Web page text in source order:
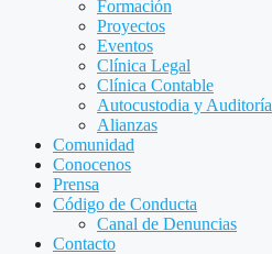
Formación
Proyectos
Eventos
Clínica Legal
Clínica Contable
Autocustodia y Auditoría
Alianzas
Comunidad
Conocenos
Prensa
Código de Conducta
Canal de Denuncias
Contacto